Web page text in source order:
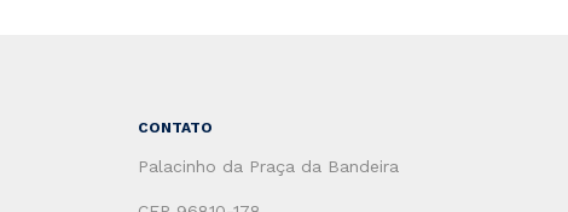
CONTATO
Palacinho da Praça da Bandeira